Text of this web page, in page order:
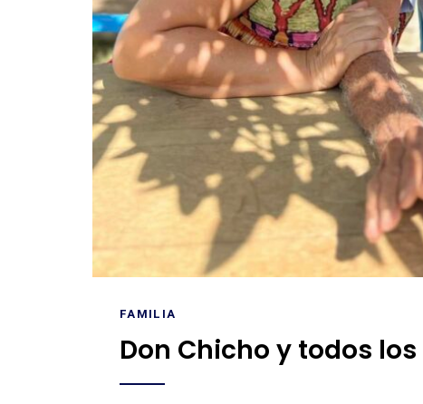
FAMILIA
Don Chicho y todos